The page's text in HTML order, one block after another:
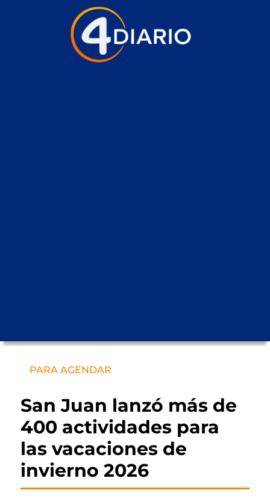
PARA AGENDAR
San Juan lanzó más de
400 actividades para
las vacaciones de
invierno 2026